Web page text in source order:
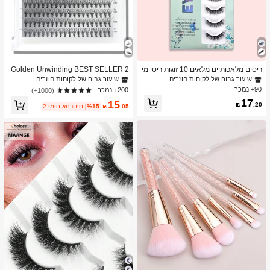
ריסים מלאכותיים מלאים 10 זוגות ריסי מי
נק דמויי ריסים ריסים מוגדלים ריסים מלא
כותיים מתנה לנשים וילדות ריסים מלאכו
שיעור גבוה של לקוחות חוזרים
90+ נמכר
₪17.20
Golden Unwinding BEST SELLER 2
20 יחידות ריסים מלאכותיים מפואר מסי
מולציה של פרווה, 20D נפח, מעוצבים ב
מיוחד למתחילים באיפור, קלים לתפעול ו
להנחה, ריסים טבעיים ופרוחים, מתאימי
ם לאיפור בסיסי יומיומי
שיעור גבוה של לקוחות חוזרים
200+ נמכר
(1000+)
₪15.05
%15 2 ימים אחרונים